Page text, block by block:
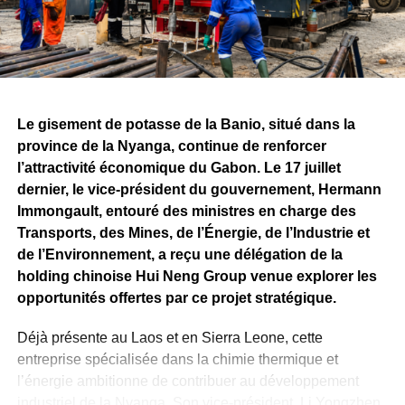
Ces réalisations s’inscrivent dans la continuité de la
convention minière signée entre l’État gabonais et
Fortescue, qui prévoit, à terme, des investissements de
milliers d’emplois directs et indirects.
Si les attentes demeurent importantes autour du
lancement effectif de l’exploitation minière, le bilan
présenté par Fortescue rappelle qu’avant de devenir une
mine, Belinga se construit progressivement. Les
investissements consentis, les infrastructures déployées
et les travaux techniques engagés constituent autant
d’étapes qui permettront de déterminer le rythme et
l’ampleur des prochaines phases de ce projet stratégique
pour l’économie gabonaise.
WhatsApp
Facebook
X Telegram
Email
>>
Le gisement de potasse de la Banio, situé dans la
province de la Nyanga, continue de renforcer
l’attractivité économique du Gabon. Le 17 juillet
dernier, le vice-président du gouvernement, Hermann
Immongault, entouré des ministres en charge des
Transports, des Mines, de l’Énergie, de l’Industrie et
de l’Environnement, a reçu une délégation de la
holding chinoise Hui Neng Group venue explorer les
opportunités offertes par ce projet stratégique.
Déjà présente au Laos et en Sierra Leone, cette
entreprise spécialisée dans la chimie thermique et
l’énergie ambitionne de contribuer au développement